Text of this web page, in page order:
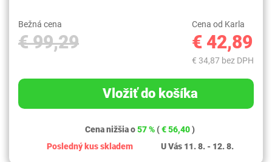
Bežná cena
€ 99,29
Cena od Karla
€ 42,89
€ 34,87 bez DPH
Vložiť do košíka
Cena nižšia o57 % (€ 56,40)
Posledný kus skladem
U Vás 11. 8. - 12. 8.